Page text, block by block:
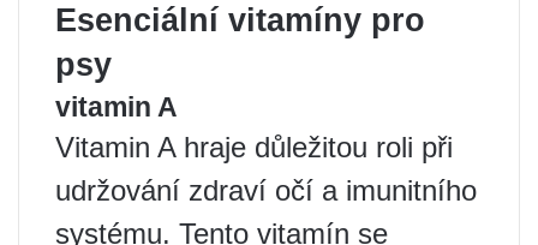
Esenciální vitamíny pro
psy
vitamin A
Vitamin A hraje důležitou roli při
udržování zdraví očí a imunitního
systému. Tento vitamín se